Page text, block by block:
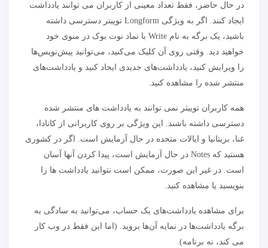
در حال حاضر، فقط تعداد معینی از کاربران می توانند یادداشت
ایجاد کنند. اگر به ویژگی Longform توییتر دسترسی داشته
باشید، یک برگه به ​​نام Write با نماد نوت بوک در منوی خود
خواهید دید. وقتی روی آن کلیک می‌کنید، می‌توانید پیش‌نویس‌ها
را ویرایش کنید، یادداشت‌های جدیدی ایجاد کنید و یادداشت‌های
منتشر شده را مشاهده کنید.
همه کاربران توییتر نمی توانند به یادداشت های منتشر شده
دسترسی داشته باشند. این ویژگی بر روی کاربرانی از کانادا،
غنا، بریتانیا و ایالات متحده در حال آزمایش است. اگر در کشوری
هستید که Notes در حال آزمایش است، پیدا کردن آنها آسان
است. در غیر این صورت، ممکن است نتوانید یادداشت ها را
بنویسید یا مشاهده کنید.
برای مشاهده یادداشت‌های یک حساب، می‌توانید به سادگی به
برگه یادداشت‌ها در نمایه آن‌ها بروید. (اما این فقط در وب کار
می کند، نه برنامه).